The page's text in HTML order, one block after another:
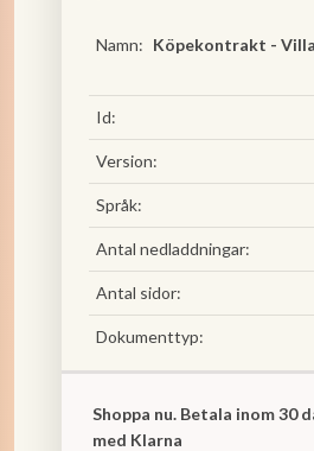
Namn: Köpekontrakt -
Id:
Version:
Språk:
Antal nedladdningar:
Antal sidor:
Dokumenttyp:
Shoppa nu. Betala inom 30
med Klarna